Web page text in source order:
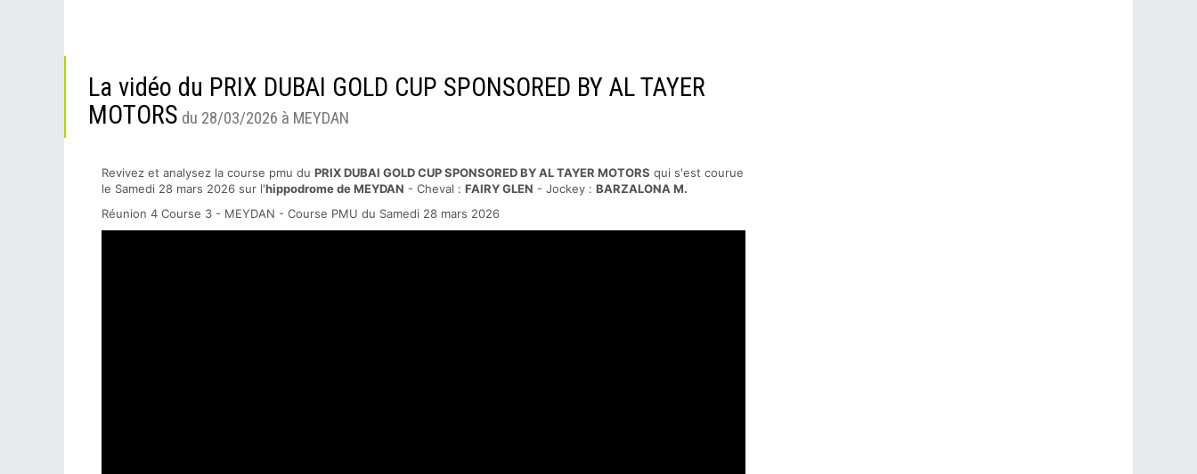
La vidéo du PRIX DUBAI GOLD CUP SPONSORED BY AL TAYER
MOTORS du 28/03/2026 à MEYDAN
Revivez et analysez la course pmu du PRIX DUBAI GOLD CUP SPONSORED BY AL TAYER MOTORS qui s'est courue
le Samedi 28 mars 2026 sur l'hippodrome de MEYDAN - Cheval : FAIRY GLEN - Jockey : BARZALONA M.
Réunion 4 Course 3 - MEYDAN - Course PMU du Samedi 28 mars 2026